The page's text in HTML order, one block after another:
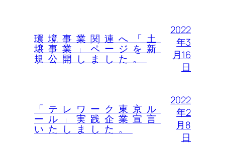
環境事業関連へ「土
壌事業」ページを新
規公開しました。
2022
年3
月16
日
「テレワーク東京ル
ール」実践企業宣言
いたしました。
2022
年2
月8
日